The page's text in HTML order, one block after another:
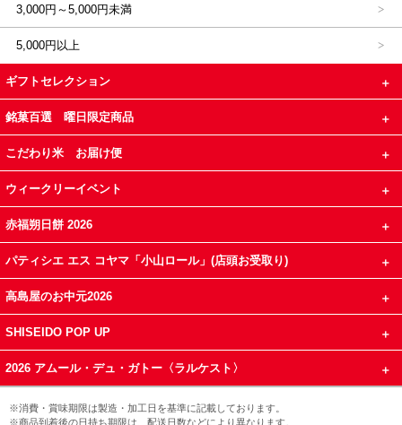
3,000円～5,000円未満
5,000円以上
ギフトセレクション
銘菓百選 曜日限定商品
こだわり米 お届け便
ウィークリーイベント
赤福朔日餅 2026
パティシエ エス コヤマ「小山ロール」(店頭お受取り)
高島屋のお中元2026
SHISEIDO POP UP
2026 アムール・デュ・ガトー〈ラルケスト〉
※消費・賞味期限は製造・加工日を基準に記載しております。
※商品到着後の日持ち期限は、配送日数などにより異なります。